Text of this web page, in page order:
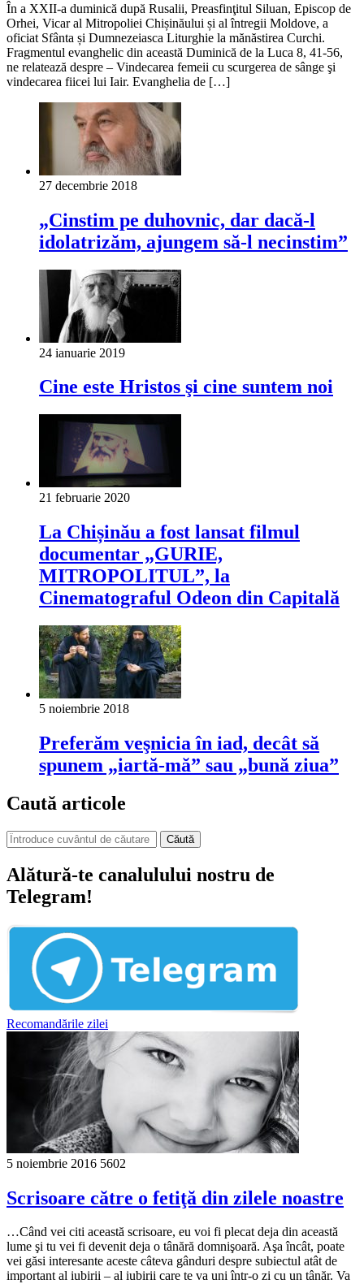
În a XXII-a duminică după Rusalii, Preasfinţitul Siluan, Episcop de
Orhei, Vicar al Mitropoliei Chișinăului și al întregii Moldove, a
oficiat Sfânta și Dumnezeiasca Liturghie la mănăstirea Curchi.
Fragmentul evanghelic din această Duminică de la Luca 8, 41-56,
ne relatează despre – Vindecarea femeii cu scurgerea de sânge şi
vindecarea fiicei lui Iair. Evanghelia de […]
27 decembrie 2018
„Cinstim pe duhovnic, dar dacă-l
idolatrizăm, ajungem să-l necinstim”
24 ianuarie 2019
Cine este Hristos şi cine suntem noi
21 februarie 2020
La Chișinău a fost lansat filmul
documentar „GURIE,
MITROPOLITUL”, la
Cinematograful Odeon din Capitală
5 noiembrie 2018
Preferăm veşnicia în iad, decât să
spunem „iartă-mă” sau „bună ziua”
Caută articole
Căută
Alătură-te canalulului nostru de
Telegram!
Recomandările zilei
5 noiembrie 2016 5602
Scrisoare către o fetiţă din zilele noastre
…Când vei citi această scrisoare, eu voi fi plecat deja din această
lume şi tu vei fi devenit deja o tânără domnişoară. Aşa încât, poate
vei găsi interesante aceste câteva gânduri despre subiectul atât de
important al iubirii – al iubirii care te va uni într-o zi cu un tânăr. Va